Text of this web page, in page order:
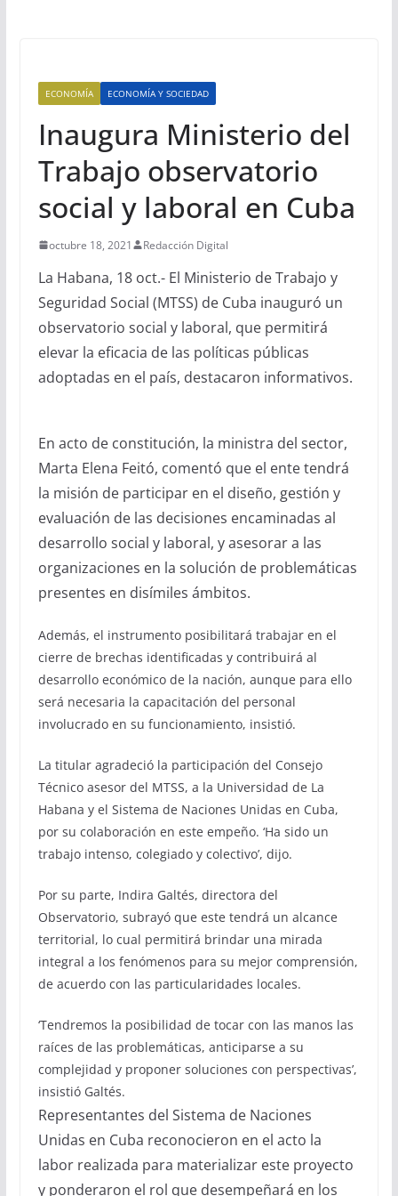
ECONOMÍA ECONOMÍA Y SOCIEDAD
Inaugura Ministerio del
Trabajo observatorio
social y laboral en Cuba
octubre 18, 2021 Redacción Digital
La Habana, 18 oct.- El Ministerio de Trabajo y
Seguridad Social (MTSS) de Cuba inauguró un
observatorio social y laboral, que permitirá
elevar la eficacia de las políticas públicas
adoptadas en el país, destacaron informativos.
En acto de constitución, la ministra del sector,
Marta Elena Feitó, comentó que el ente tendrá
la misión de participar en el diseño, gestión y
evaluación de las decisiones encaminadas al
desarrollo social y laboral, y asesorar a las
organizaciones en la solución de problemáticas
presentes en disímiles ámbitos.
Además, el instrumento posibilitará trabajar en el
cierre de brechas identificadas y contribuirá al
desarrollo económico de la nación, aunque para ello
será necesaria la capacitación del personal
involucrado en su funcionamiento, insistió.
La titular agradeció la participación del Consejo
Técnico asesor del MTSS, a la Universidad de La
Habana y el Sistema de Naciones Unidas en Cuba,
por su colaboración en este empeño. ‘Ha sido un
trabajo intenso, colegiado y colectivo’, dijo.
Por su parte, Indira Galtés, directora del
Observatorio, subrayó que este tendrá un alcance
territorial, lo cual permitirá brindar una mirada
integral a los fenómenos para su mejor comprensión,
de acuerdo con las particularidades locales.
‘Tendremos la posibilidad de tocar con las manos las
raíces de las problemáticas, anticiparse a su
complejidad y proponer soluciones con perspectivas’,
insistió Galtés.
Representantes del Sistema de Naciones
Unidas en Cuba reconocieron en el acto la
labor realizada para materializar este proyecto
y ponderaron el rol que desempeñará en los